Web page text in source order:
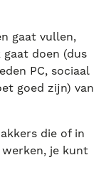
gaat vullen,
doen (dus
PC, sociaal
goed zijn) van
die of in
je kunt